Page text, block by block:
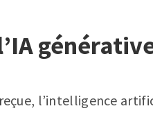
l’intelligence